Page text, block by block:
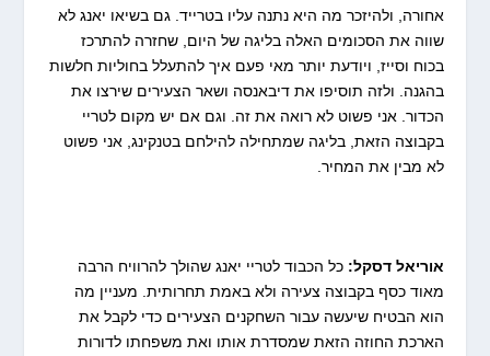
אחורה, ולהיזכר מה היא נתנה עליו בטרייד. גם בשיאו יאנג לא
שווה את הסכומים האלה בליגה של היום, שחזרה להתרכז
בכוח וסייז, ויודעת יותר מאי פעם איך להתעלל בחוליות חלשות
בהגנה. ולזה תוסיפו את דיבאנסה ושאר הצעירים שירצו את
הכדור. אני פשוט לא רואה את זה. וגם אם יש מקום לטריי
בקבוצה הזאת, בליגה שמתחילה להילחם בטנקינג, אני פשוט
לא מבין את המחיר.
אוריאל דסקל:כל הכבוד לטריי יאנג שהולך להרוויח הרבה
מאוד כסף בקבוצה צעירה ולא באמת תחרותית. מעניין מה
הוא הבטיח שיעשה עבור השחקנים הצעירים כדי לקבל את
הארכת החוזה הזאת שמסדרת אותו ואת משפחתו לדורות